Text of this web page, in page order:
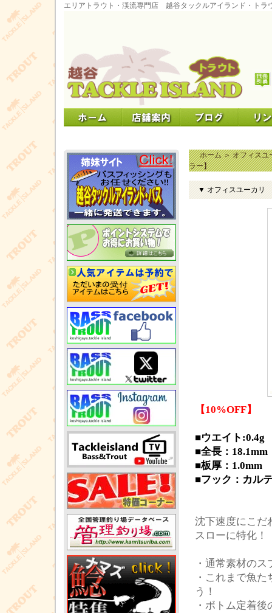
エリアトラウト・渓流専門店 越谷タックルアイランド・トラ
ホーム＞オフィスユ
ラー】
▼ オフィスユーカリ
【10%OFF】
■ウエイト:0.4g
■全長：18.1mm
■板厚：1.0mm
■フック：カル
沈下速度にこだ
スローに特化！
・通常素材の
・これまで魚
う！
・ボトム定着